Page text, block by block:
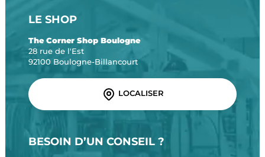
LE SHOP
The Corner Shop Boulogne
28 rue de l'Est
92100 Boulogne-Billancourt
LOCALISER
BESOIN D’UN CONSEIL ?